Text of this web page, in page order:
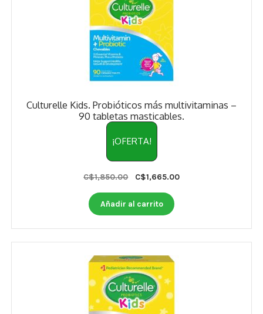
Culturelle Kids. Probióticos más multivitaminas –
90 tabletas masticables.
¡OFERTA!
C$1,850.00
Original
was:
C$1,850.00.
C$1,665.00Current
Añadir al carrito